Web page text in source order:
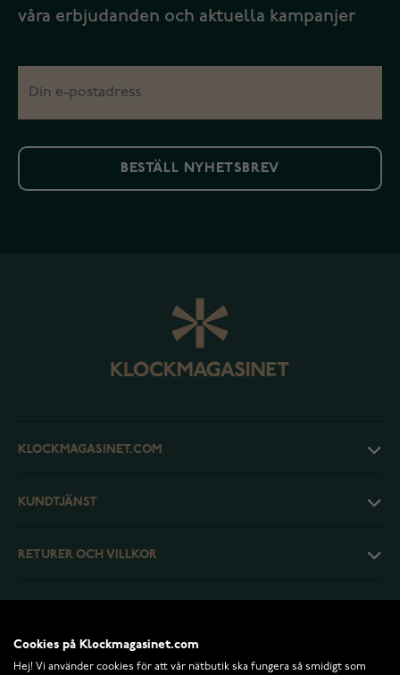
våra erbjudanden och aktuella kampanjer
BESTÄLL NYHETSBREV
KLOCKMAGASINET.COM
KUNDTJÄNST
RETURER OCH VILLKOR
Cookies på Klockmagasinet.com
Hej! Vi använder cookies för att vår nätbutik ska fungera så smidigt som